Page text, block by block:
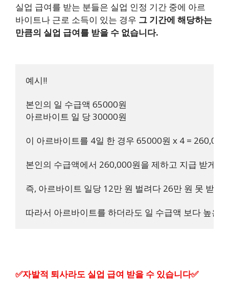
실업 급여를 받는 분들은 실업 인정 기간 중에 아르
바이트나 근로 소득이 있는 경우 그 기간에 해당하는
만큼의 실업 급여를 받을 수 없습니다.
예시!!
본인의 일 수급액 65000원
아르바이트 일 당 30000원
이 아르바이트를 4일 한 경우 65000원 x 4 =
본인의 수급액에서 260,000원을 제하고 지급 받게 됨.
즉, 아르바이트 일당 12만 원 벌려다 26만 원 못 받게
따라서 아르바이트를 하더라도 일 수급액 보다 높은
✅자발적 퇴사라도 실업 급여 받을 수 있습니다✅